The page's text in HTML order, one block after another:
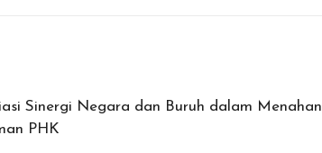
Sinergi Negara dan Buruh dalam Menahan
PHK